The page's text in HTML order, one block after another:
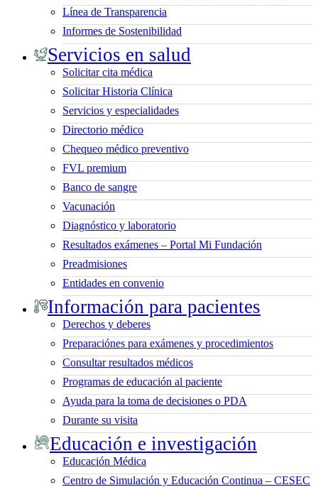
Línea de Transparencia
Informes de Sostenibilidad
Servicios en salud
Solicitar cita médica
Solicitar Historia Clínica
Servicios y especialidades
Directorio médico
Chequeo médico preventivo
FVL premium
Banco de sangre
Vacunación
Diagnóstico y laboratorio
Resultados exámenes – Portal Mi Fundación
Preadmisiones
Entidades en convenio
Información para pacientes
Derechos y deberes
Preparaciónes para exámenes y procedimientos
Consultar resultados médicos
Programas de educación al paciente
Ayuda para la toma de decisiones o PDA
Durante su visita
Educación e investigación
Educación Médica
Centro de Simulación y Educación Continua – CESEC